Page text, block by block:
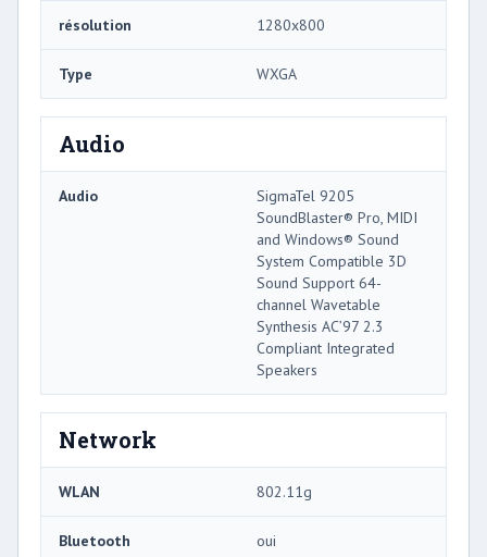
résolution 1280x800
Type WXGA
Audio
Audio
SigmaTel 9205
SoundBlaster® Pro, MIDI
and Windows® Sound
System Compatible 3D
Sound Support 64-
channel Wavetable
Synthesis AC’97 2.3
Compliant Integrated
Speakers
Network
WLAN 802.11g
Bluetooth oui